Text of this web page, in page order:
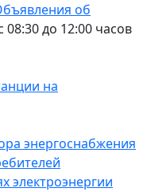
об
08:30 до 12:00 часов
на
энергоснабжения
электроэнергии